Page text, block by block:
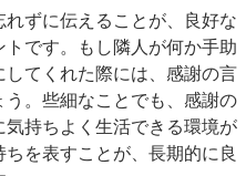
ずに伝えることが、良好な
です。もし隣人が何か手助
てくれた際には、感謝の言
。些細なことでも、感謝の
持ちよく生活できる環境が
を表すことが、長期的に良